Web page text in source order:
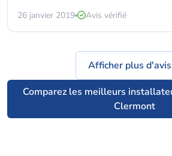
26 janvier 2019 Avis vérifié
Comparez les meilleurs
Clermont
Afficher plus d'avis